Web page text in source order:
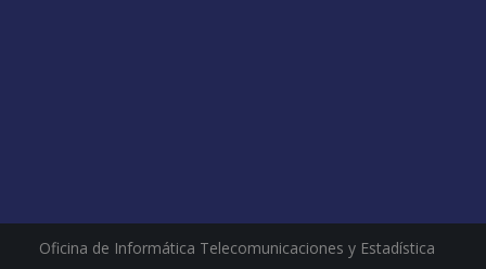
Oficina de Informática Telecomunicaciones y Estadística